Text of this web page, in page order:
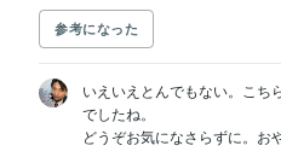
参考になった
いえいえとんでもない。こち
でしたね。
どうぞお気になさらずに。お